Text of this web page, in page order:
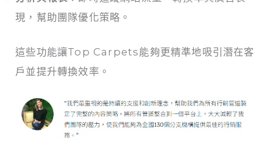
現，幫助團隊優化策略。
這些功能讓Top Carpets能夠更精準地吸引潛在客
戶並提升轉換效率。